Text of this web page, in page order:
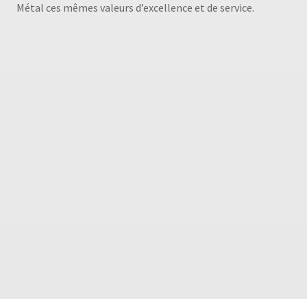
Métal ces mêmes valeurs d’excellence et de service.